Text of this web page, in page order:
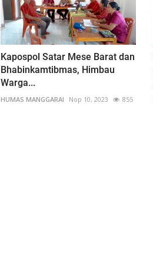
Kapospol Satar Mese Barat dan
Bhabinkamtibmas, Himbau
Warga...
HUMAS MANGGARAI Nop 10, 2023 855